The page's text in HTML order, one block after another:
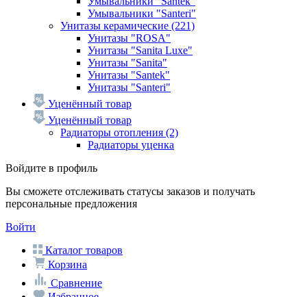
Умывальники "Santeri"
Унитазы керамические (221)
Унитазы "ROSA"
Унитазы "Sanita Luxe"
Унитазы "Sanita"
Унитазы "Santek"
Унитазы "Santeri"
Уценённый товар
Уценённый товар
Радиаторы отопления (2)
Радиаторы уценка
Войдите в профиль
Вы сможете отслеживать статусы заказов и получать
персональные предложения
Войти
Каталог товаров
Корзина
Сравнение